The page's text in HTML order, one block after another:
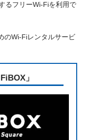
るフリーWi-Fiを利用で
のWi-Fiレンタルサービ
」